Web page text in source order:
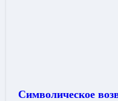
Символическое